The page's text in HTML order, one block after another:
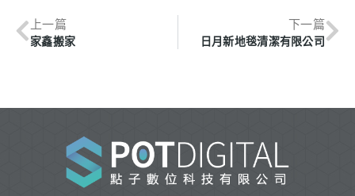
上一篇
家鑫搬家
下一篇
日月新地毯清潔有限公司